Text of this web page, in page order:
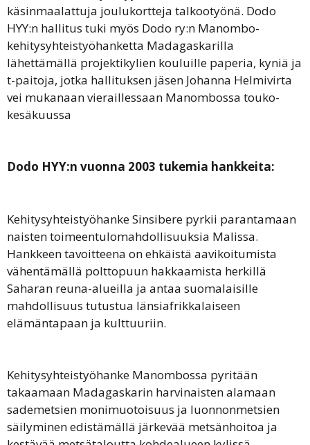
käsinmaalattuja joulukortteja talkootyönä. Dodo
HYY:n hallitus tuki myös Dodo ry:n Manombo-
kehitysyhteistyöhanketta Madagaskarilla
lähettämällä projektikylien kouluille paperia, kyniä ja
t-paitoja, jotka hallituksen jäsen Johanna Helmivirta
vei mukanaan vieraillessaan Manombossa touko-
kesäkuussa
Dodo HYY:n vuonna 2003 tukemia hankkeita:
Kehitysyhteistyöhanke Sinsibere pyrkii parantamaan
naisten toimeentulomahdollisuuksia Malissa.
Hankkeen tavoitteena on ehkäistä aavikoitumista
vähentämällä polttopuun hakkaamista herkillä
Saharan reuna-alueilla ja antaa suomalaisille
mahdollisuus tutustua länsiafrikkalaiseen
elämäntapaan ja kulttuuriin.
Kehitysyhteistyöhanke Manombossa pyritään
takaamaan Madagaskarin harvinaisten alamaan
sademetsien monimuotoisuus ja luonnonmetsien
säilyminen edistämällä järkevää metsänhoitoa ja